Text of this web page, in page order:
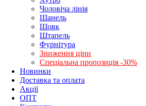
Чоловіча лінія
Шанель
Шовк
Штапель
Фурнітура
Зниження ціни
Спеціальна пропозиція -30%
Новинки
Доставка та оплата
Акції
ОПТ